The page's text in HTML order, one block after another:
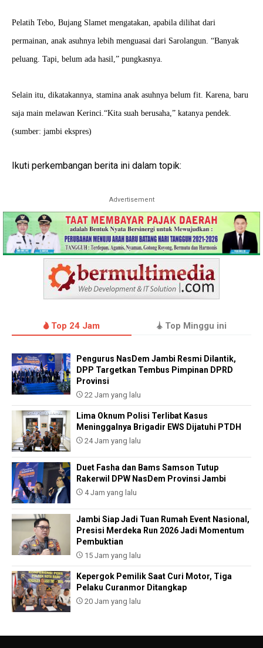
Pelatih Tebo, Bujang Slamet mengatakan, apabila dilihat dari
permainan, anak asuhnya lebih menguasai dari Sarolangun. “Banyak
peluang. Tapi, belum ada hasil,” pungkasnya.
Selain itu, dikatakannya, stamina anak asuhnya belum fit. Karena, baru
saja main melawan Kerinci.“Kita suah berusaha,” katanya pendek.
(sumber: jambi ekspres)
Ikuti perkembangan berita ini dalam topik:
Advertisement
Top 24 Jam Top Minggu ini
Pengurus NasDem Jambi Resmi Dilantik,
DPP Targetkan Tembus Pimpinan DPRD
Provinsi
22 Jam yang lalu
Lima Oknum Polisi Terlibat Kasus
Meninggalnya Brigadir EWS Dijatuhi PTDH
24 Jam yang lalu
Duet Fasha dan Bams Samson Tutup
Rakerwil DPW NasDem Provinsi Jambi
4 Jam yang lalu
Jambi Siap Jadi Tuan Rumah Event Nasional,
Presisi Merdeka Run 2026 Jadi Momentum
Pembuktian
15 Jam yang lalu
Kepergok Pemilik Saat Curi Motor, Tiga
Pelaku Curanmor Ditangkap
20 Jam yang lalu